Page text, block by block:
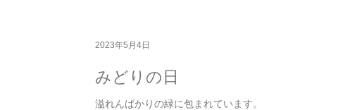
みどりの日
溢れんばかりの緑に包まれています。
2023年5月4日